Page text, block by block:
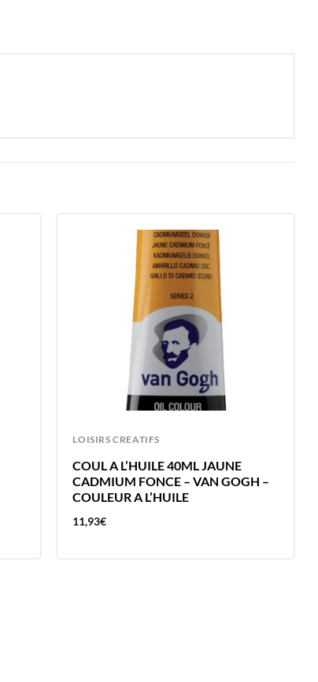
LOISIRS CREATIFS
COUL A L’HUILE 40ML JAUNE
CADMIUM FONCE – VAN GOGH –
COULEUR A L’HUILE
11,93€